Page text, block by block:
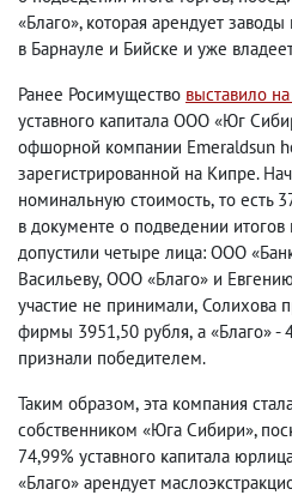
«Благо», которая арендует
в Барнауле и Бийске и уже
Ранее Росимущество выставило
уставного капитала ООО «Юг
офшорной компании Emeraldsun
зарегистрированной на Кипре.
номинальную стоимость, то есть
в документе о подведении
допустили четыре лица: ООО
Васильеву, ООО «Благо» и
участие не принимали, Солихова
фирмы 3951,50 рубля, а «Благо»-
признали победителем.
Таким образом, эта компания
собственником «Юга Сибири»,
74,99% уставного капитала
«Благо» арендует